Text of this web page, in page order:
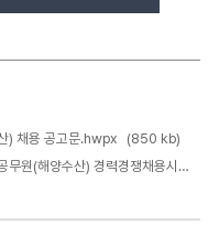
) 채용 공고문.hwpx
(850 kb)
★2026년 제3회 해양수산부 과학기술직 공무원(해양수산) 경력경쟁채용시험 공고 포스터.pdf